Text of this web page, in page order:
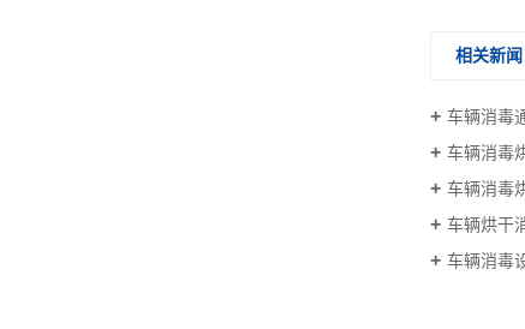
相关新闻
车辆消毒
车辆消毒
车辆消毒
车辆烘干
车辆消毒